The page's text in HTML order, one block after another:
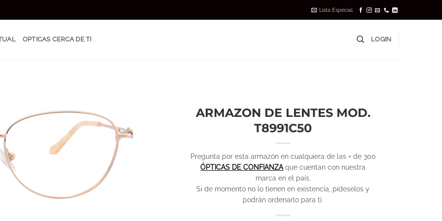
Lista Especial
OPTICAS CERCA DE TI LOGIN
ARMAZON DE LENTES MOD.
T8991C50
Pregunta por esta armazón en cualquiera de las + de 300
ÓPTICAS DE CONFIANZAque cuentan con nuestra
marca en el país.
Si de momento no lo tienen en existencia, pídeselos y
podrán ordenarlo para ti.